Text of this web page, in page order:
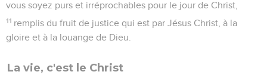
vous soyez purs et irréprochables pour le jour de Christ,
11 remplis du fruit de justice qui est par Jésus Christ, à la
gloire et à la louange de Dieu.
La vie, c'est le Christ